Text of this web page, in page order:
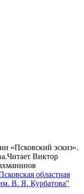
«Псковский эскиз».
Виктор
областная
В. Я. Курбатова"